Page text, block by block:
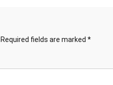
Required fields are marked *